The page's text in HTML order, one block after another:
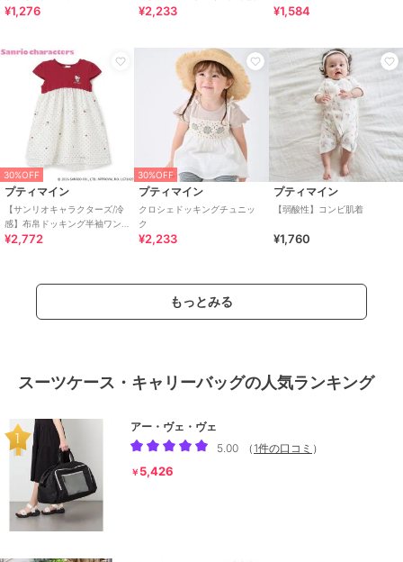
¥1,276
シャツ
¥2,233 ¥1,584
30%OFF
プティマイン
【サンリオキャラクターズ/冷
感】布帛ドッキング半袖ワン
ピース
¥2,772
30%OFF
プティマイン
クロシェドッキングチュニッ
ク
¥2,233
プティマイン
【弱酸性】コンビ肌着
¥1,760
もっとみる
スーツケース・キャリーバッグの人気ランキング
アー・ヴェ・ヴェ
5.00
（ 1件の口コミ ）
￥ 5,426